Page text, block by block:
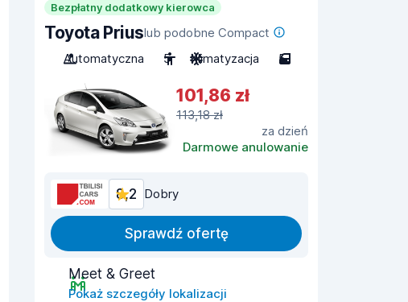
Bezpłatny dodatkowy kierowca
Toyota Priuslub podobne Compact
Automatyczna
5 Klimatyzacja 5
101,86 zł
113,18 zł
za dzień
Darmowe anulowanie
8,2 Dobry
Sprawdź ofertę
Meet & Greet
Pokaż szczegóły lokalizacji